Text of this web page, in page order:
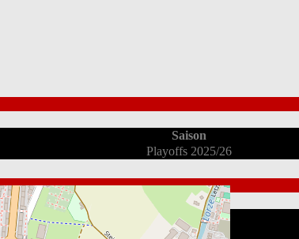
Saison
Playoffs 2025/26